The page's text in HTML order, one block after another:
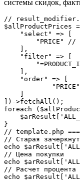
системы скидок,
//
    "select" => [
    ],
    "filter" => [
    ],
    "order" => [
])->fetchAll();
foreach
}
// template.php
// Старая
echo
// Цена покупки
echo
// Расчет